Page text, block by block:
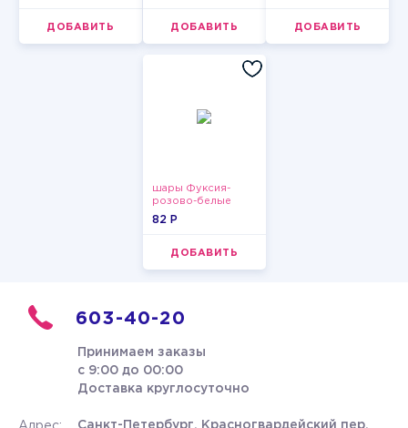
ДОБАВИТЬ ДОБАВИТЬ ДОБАВИТЬ
шары Фуксия-
розово-белые
пастельные
82 P
ДОБАВИТЬ
603-40-20
Принимаем заказы
с 9:00 до 00:00
Доставка круглосуточно
Санкт-Петербург, Красногвардейский пер.